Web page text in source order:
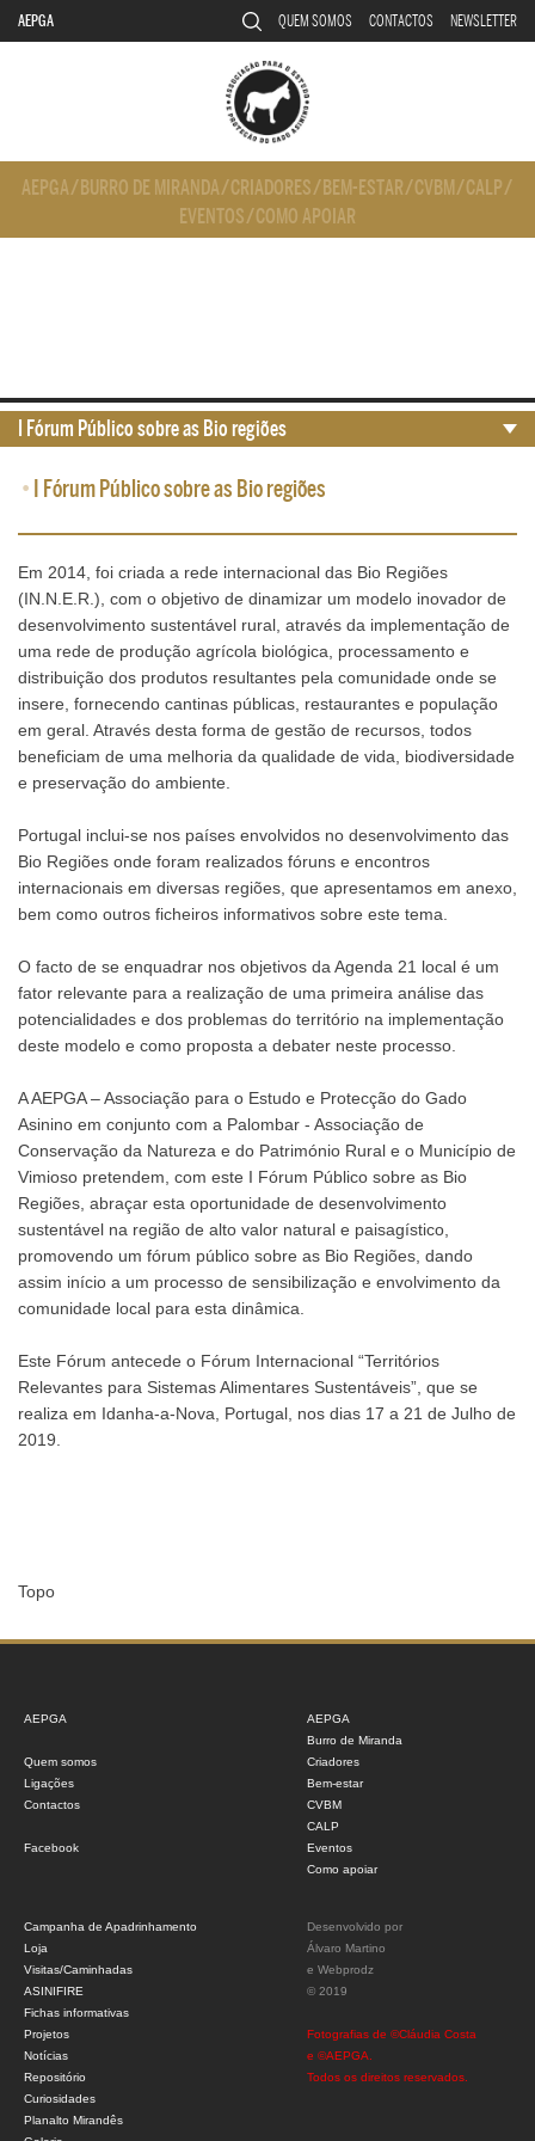
AEPGA QUEM SOMOS CONTACTOS NEWSLETTER
AEPGA/ BURRO DE MIRANDA/CRIADORES/ BEM-ESTAR/CVBM/CALP/
EVENTOS/COMO APOIAR
• I Fórum Público sobre as Bio regiões
Em 2014, foi criada a rede internacional das Bio Regiões
(IN.N.E.R.), com o objetivo de dinamizar um modelo inovador de
desenvolvimento sustentável rural, através da implementação de
uma rede de produção agrícola biológica, processamento e
distribuição dos produtos resultantes pela comunidade onde se
insere, fornecendo cantinas públicas, restaurantes e população
em geral. Através desta forma de gestão de recursos, todos
beneficiam de uma melhoria da qualidade de vida, biodiversidade
e preservação do ambiente.
Portugal inclui-se nos países envolvidos no desenvolvimento das
Bio Regiões onde foram realizados fóruns e encontros
internacionais em diversas regiões, que apresentamos em anexo,
bem como outros ficheiros informativos sobre este tema.
O facto de se enquadrar nos objetivos da Agenda 21 local é um
fator relevante para a realização de uma primeira análise das
potencialidades e dos problemas do território na implementação
deste modelo e como proposta a debater neste processo.
A AEPGA – Associação para o Estudo e Protecção do Gado
Asinino em conjunto com a Palombar - Associação de
Conservação da Natureza e do Património Rural e o Município de
Vimioso pretendem, com este I Fórum Público sobre as Bio
Regiões, abraçar esta oportunidade de desenvolvimento
sustentável na região de alto valor natural e paisagístico,
promovendo um fórum público sobre as Bio Regiões, dando
assim início a um processo de sensibilização e envolvimento da
comunidade local para esta dinâmica.
Este Fórum antecede o Fórum Internacional “Territórios
Relevantes para Sistemas Alimentares Sustentáveis”, que se
realiza em Idanha-a-Nova, Portugal, nos dias 17 a 21 de Julho de
2019.
Topo
I Fórum Público sobre as Bio regiões
AEPGA
Quem somos
Ligações
Contactos
Facebook
AEPGA
Burro de Miranda
Criadores
Bem-estar
CVBM
CALP
Eventos
Como apoiar
Campanha de Apadrinhamento
Loja
Visitas/Caminhadas
ASINIFIRE
Fichas informativas
Projetos
Notícias
Repositório
Curiosidades
Planalto Mirandês
Desenvolvido por
Álvaro Martino
e Webprodz
© 2019
Fotografias de ©Cláudia Costa
e ©AEPGA.
Todos os direitos reservados.